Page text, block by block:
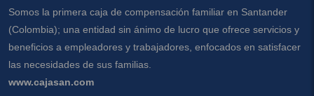
Somos la primera caja de compensación familiar en Santander
(Colombia); una entidad sin ánimo de lucro que ofrece servicios y
beneficios a empleadores y trabajadores, enfocados en satisfacer
las necesidades de sus familias.
www.cajasan.com